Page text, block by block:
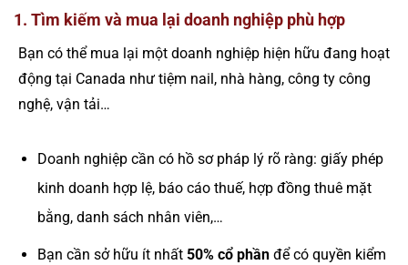
1. Tìm kiếm và mua lại doanh nghiệp phù hợp
Bạn có thể mua lại một doanh nghiệp hiện hữu đang hoạt
động tại Canada như tiệm nail, nhà hàng, công ty công
nghệ, vận tải…
Doanh nghiệp cần có hồ sơ pháp lý rõ ràng: giấy phép
kinh doanh hợp lệ, báo cáo thuế, hợp đồng thuê mặt
bằng, danh sách nhân viên,…
Bạn cần sở hữu ít nhất 50% cổ phầnđể có quyền kiểm